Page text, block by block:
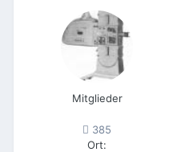
Mitglieder
385
Ort: